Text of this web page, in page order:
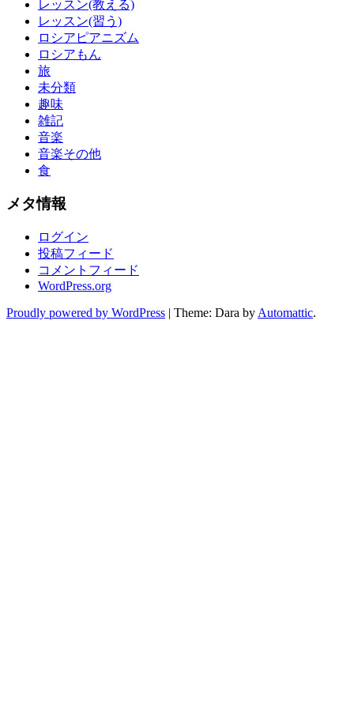
レッスン(教える)
レッスン(習う)
ロシアピアニズム
ロシアもん
旅
未分類
趣味
雑記
音楽
音楽その他
食
メタ情報
ログイン
投稿フィード
コメントフィード
WordPress.org
Proudly powered by WordPress | Theme: Dara by Automattic.